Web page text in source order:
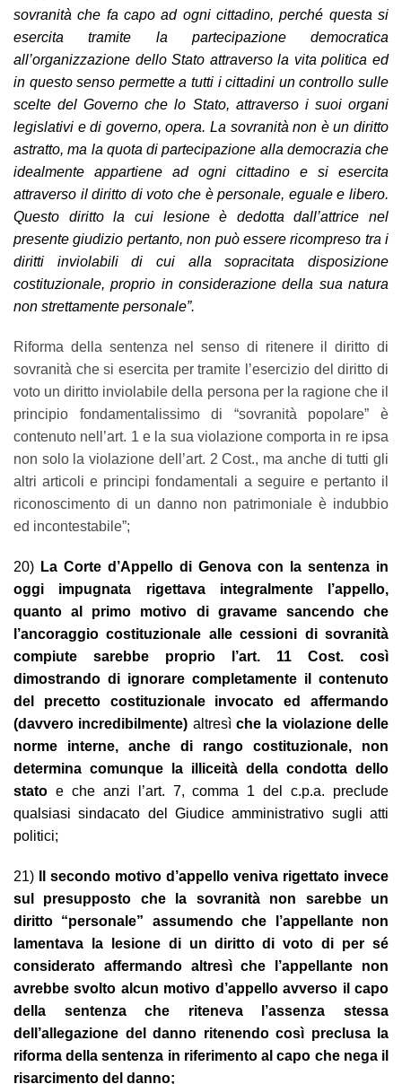
sovranità che fa capo ad ogni cittadino, perché questa si
esercita tramite la partecipazione democratica
all’organizzazione dello Stato attraverso la vita politica ed
in questo senso permette a tutti i cittadini un controllo sulle
scelte del Governo che lo Stato, attraverso i suoi organi
legislativi e di governo, opera. La sovranità non è un diritto
astratto, ma la quota di partecipazione alla democrazia che
idealmente appartiene ad ogni cittadino e si esercita
attraverso il diritto di voto che è personale, eguale e libero.
Questo diritto la cui lesione è dedotta dall’attrice nel
presente giudizio pertanto, non può essere ricompreso tra i
diritti inviolabili di cui alla sopracitata disposizione
costituzionale, proprio in considerazione della sua natura
non strettamente personale”.
Riforma della sentenza nel senso di ritenere il diritto di
sovranità che si esercita per tramite l’esercizio del diritto di
voto un diritto inviolabile della persona per la ragione che il
principio fondamentalissimo di “sovranità popolare” è
contenuto nell’art. 1 e la sua violazione comporta in re ipsa
non solo la violazione dell’art. 2 Cost., ma anche di tutti gli
altri articoli e principi fondamentali a seguire e pertanto il
riconoscimento di un danno non patrimoniale è indubbio
ed incontestabile”;
20) La Corte d’Appello di Genova con la sentenza in
oggi impugnata rigettava integralmente l’appello,
quanto al primo motivo di gravame sancendo che
l’ancoraggio costituzionale alle cessioni di sovranità
compiute sarebbe proprio l’art. 11 Cost. così
dimostrando di ignorare completamente il contenuto
del precetto costituzionale invocato ed affermando
(davvero incredibilmente) altresìche la violazione delle
norme interne, anche di rango costituzionale, non
determina comunque la illiceità della condotta dello
stato e che anzi l’art. 7, comma 1 del c.p.a. preclude
qualsiasi sindacato del Giudice amministrativo sugli atti
politici;
21) Il secondo motivo d’appello veniva rigettato invece
sul presupposto che la sovranità non sarebbe un
diritto “personale” assumendo che l’appellante non
lamentava la lesione di un diritto di voto di per sé
considerato affermando altresì che l’appellante non
avrebbe svolto alcun motivo d’appello avverso il capo
della sentenza che riteneva l’assenza stessa
dell’allegazione del danno ritenendo così preclusa la
riforma della sentenza in riferimento al capo che nega il
risarcimento del danno;